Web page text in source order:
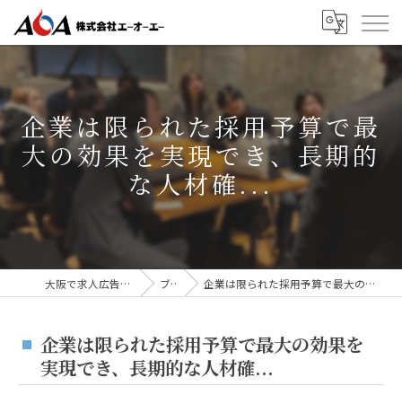
企業は限られた採用予算で最
大の効果を実現でき、長期的
な人材確...
大阪で求人広告なら株式会社AOA ブログ 企業は限られた採用予算で最大の効果を実現でき、長期的な人材確...
企業は限られた採用予算で最大の効果を
実現でき、長期的な人材確...